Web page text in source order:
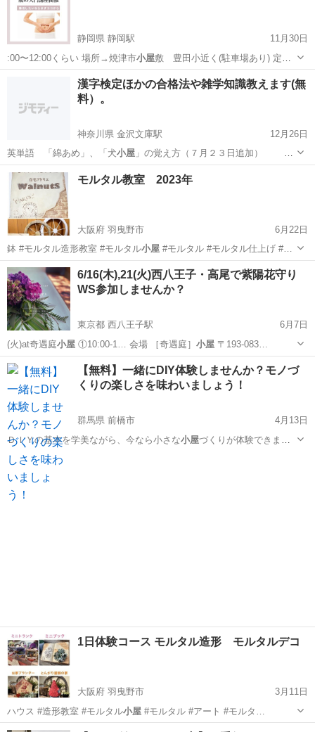
静岡県 静岡駅
11月30日
:00〜12:00くらい 場所→焼津市小屋敷 豊田小近く(駐車場あり) 定員4
名…
焼津市 静岡駅 その他 講座
漢字検定ほかの合格法や雑学知識教えます(無
料）。
神奈川県 金沢文庫駅
12月26日
英単語 「綿あめ」、「犬小屋」の覚え方（７月２３日追加）
…神奈川 横浜市 金沢文庫駅 その他
モルタル教室 2023年
大阪府 羽曳野市
6月22日
鉢 #モルタル造形教室 #モルタル小屋 #モルタル #モルタル仕上げ #…
大阪 羽曳野市 デコ モルタル
6/16(木),21(火)西八王子・高尾で紫陽花守り
WS参加しませんか？
東京都 西八王子駅
6月7日
(火)at奇遇庭小屋 ①10:00-1… 会場 ［奇遇庭］ 小屋〒193-083…
東京 八王子市 西八王子駅 フラワー ドライフラワー
【無料】一緒にDIY体験しませんか？モノづ
くりの楽しさを味わいましょう！
群馬県 前橋市
4月13日
ＤＩＹの基本を学美ながら、今なら小さな小屋づくりが体験できます
よ！！ 親切…
群馬 前橋市
1日体験コース モルタル造形 モルタルデコ
大阪府 羽曳野市
3月11日
ハウス #造形教室 #モルタル小屋 #モルタル #アート #モルタ…
大阪 羽曳野市 ものづくり モルタル